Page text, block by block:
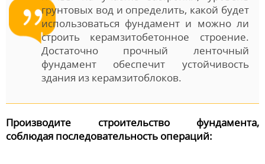
грунтовых вод и определить, какой будет
использоваться фундамент и можно ли
строить керамзитобетонное строение.
Достаточно прочный ленточный
фундамент обеспечит устойчивость
здания из керамзитоблоков.
Производите строительство фундамента,
соблюдая последовательность операций: